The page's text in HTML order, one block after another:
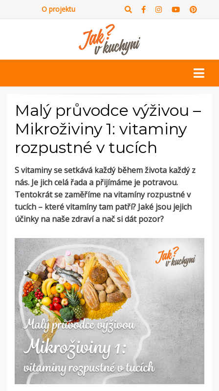
O projektu
Malý průvodce výživou –
Mikroživiny 1: vitaminy
rozpustné v tucích
S vitaminy se setkává každý během života každý z
nás. Je jich celá řada a přijímáme je potravou.
Tentokrát se zaměříme na vitamíny rozpustné v
tucích – které vitamíny tam patří? Jaké jsou jejich
účinky na naše zdraví a nač si dát pozor?